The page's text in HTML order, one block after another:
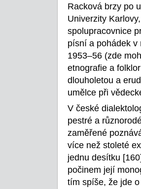
Racková brzy po
Univerzity
spolupracovnice
písní a pohádek v
1953–56 (zde
etnografie a
dlouholetou a
umělce při
V české
pestré a
zaměřené
více než stoleté
jednu desítku
počinem její
tím spíše, že jde